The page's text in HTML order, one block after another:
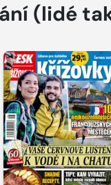
(lidé